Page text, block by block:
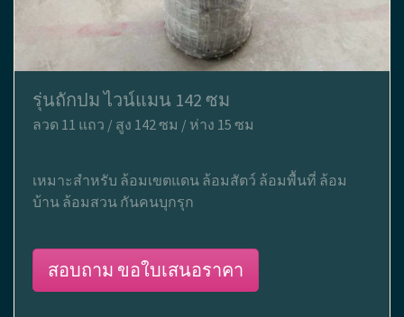
รุ่นถักปม ไวน์แมน 142 ซม
ลวด 11 แถว / สูง 142 ซม / ห่าง 15 ซม
เหมาะสำหรับ ล้อมเขตแดน ล้อมสัตว์ ล้อมพื้นที่ ล้อม
บ้าน ล้อมสวน กันคนบุกรุก
สอบถาม ขอใบเสนอราคา